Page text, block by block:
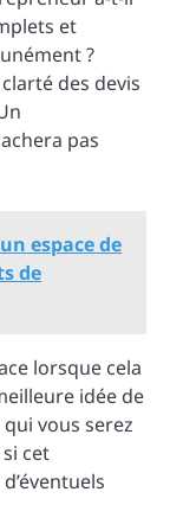
et
?
des devis
pas
espace de
de
lorsque cela
idée de
vous serez
cet